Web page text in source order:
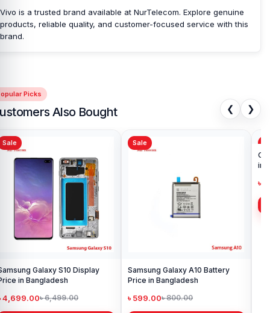
Vivo is a trusted brand available at NurTelecom. Explore genuine
products, reliable quality, and customer-focused service with this
brand.
Picks
Also Bought ❮ ❯
Sale
Galaxy S10 Display
in Bangladesh
4,699.00৳ 6,499.00
Sale
Samsung Galaxy A10 Battery
Price in Bangladesh
৳ 599.00৳ 800.00
in
৳